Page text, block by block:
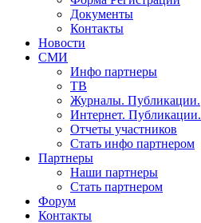
Документы
Контакты
Новости
СМИ
Инфо партнеры
ТВ
Журналы. Публикации.
Интернет. Публикации.
Отчеты участников
Стать инфо партнером
Партнеры
Наши партнеры
Стать партнером
Форум
Контакты